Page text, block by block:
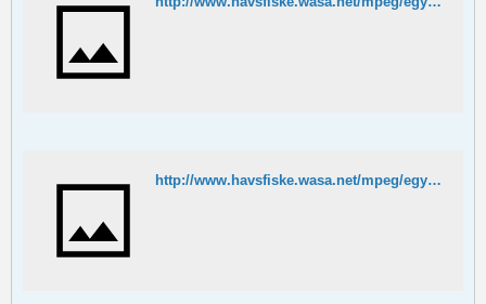
http://www.havsfiske.wasa.net/mpeg/egypten/puff2.MPG